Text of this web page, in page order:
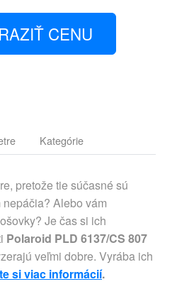
CENU
Kategórie
pretože tie súčasné sú
Alebo vám
Je čas si ich
Polaroid PLD 6137/CS 807
veľmi dobre. Vyrába ich
si viac informácií.